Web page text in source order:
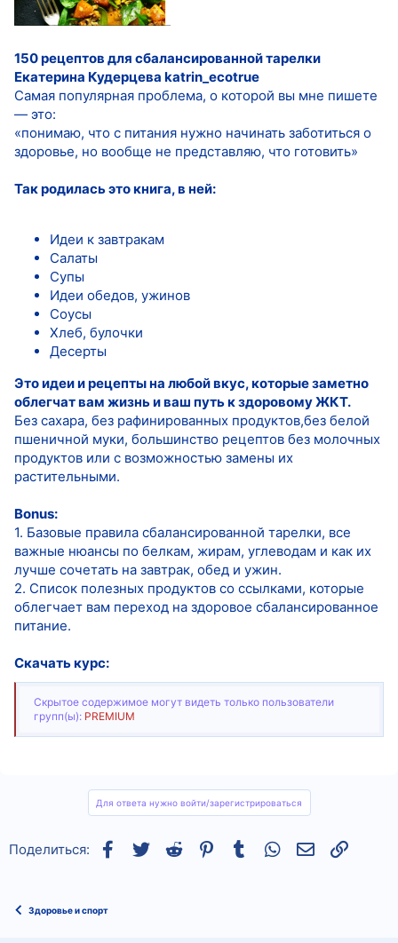
150 рецептов для сбалансированной тарелки
Екатерина Кудерцева katrin_ecotrue
Самая популярная проблема, о которой вы мне пишете
— это:‌ ‌
«понимаю, что с питания нужно начинать заботиться о
здоровье, но вообще не представляю, что готовить»
Так родилась это книга, в ней:
‌Идеи к завтракам
Салаты
Супы
Идеи обедов, ужинов
Соусы
Хлеб, булочки
Десерты
Это идеи и рецепты на любой вкус, которые заметно
облегчат вам жизнь и ваш путь к здоровому ЖКТ.
Без сахара, без рафинированных продуктов,без белой
пшеничной муки, большинство рецептов без молочных
продуктов или с возможностью замены их
растительными.
Bonus:
‌1. Базовые правила сбалансированной тарелки, все
важные нюансы по белкам, жирам, углеводам и как их
лучше сочетать на завтрак, обед и ужин.
2. Список полезных продуктов со ссылками, которые
облегчает вам переход на здоровое сбалансированное
питание.
Скачать курс:
Скрытое содержимое могут видеть только пользователи
групп(ы): PREMIUM
Для ответа нужно войти/зарегистрироваться
Поделиться: Facebook
TwitterReddit Pinterest
Tumblr WhatsAppСсылка
Здоровье и спорт